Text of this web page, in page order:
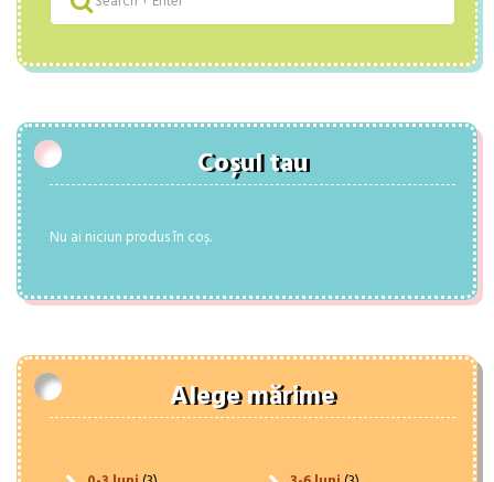
Coșul tau
Nu ai niciun produs în coș.
Alege mărime